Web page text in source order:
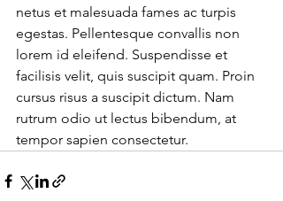
netus et malesuada fames ac turpis
egestas. Pellentesque convallis non
lorem id eleifend. Suspendisse et
facilisis velit, quis suscipit quam. Proin
cursus risus a suscipit dictum. Nam
rutrum odio ut lectus bibendum, at
tempor sapien consectetur.